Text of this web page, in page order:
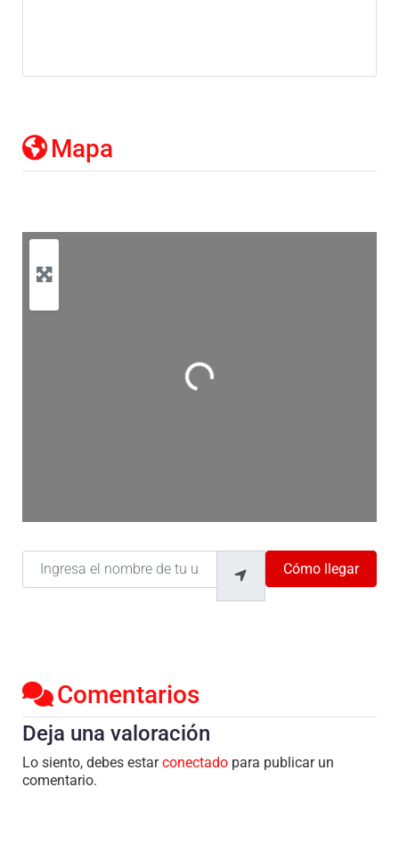
Mapa
Cargando…
Ingresa el nombre de tu ubicación
Cómo llegar
Comentarios
Deja una valoración
Lo siento, debes estarconectado para publicar un
comentario.